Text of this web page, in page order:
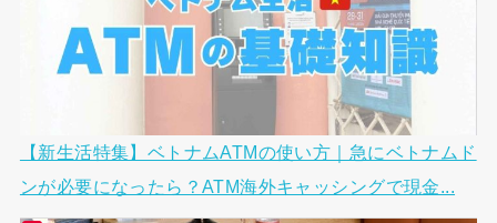
【新生活特集】ベトナムATMの使い方｜急にベトナムド
ンが必要になったら？ATM海外キャッシングで現金...